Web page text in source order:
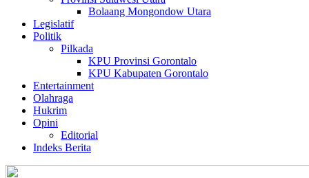
Bolaang Mongondow Utara
Legislatif
Politik
Pilkada
KPU Provinsi Gorontalo
KPU Kabupaten Gorontalo
Entertainment
Olahraga
Hukrim
Opini
Editorial
Indeks Berita